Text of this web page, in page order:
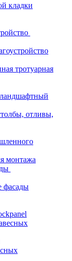
кладки
тротуарная
отливы,
монтажа
фасады